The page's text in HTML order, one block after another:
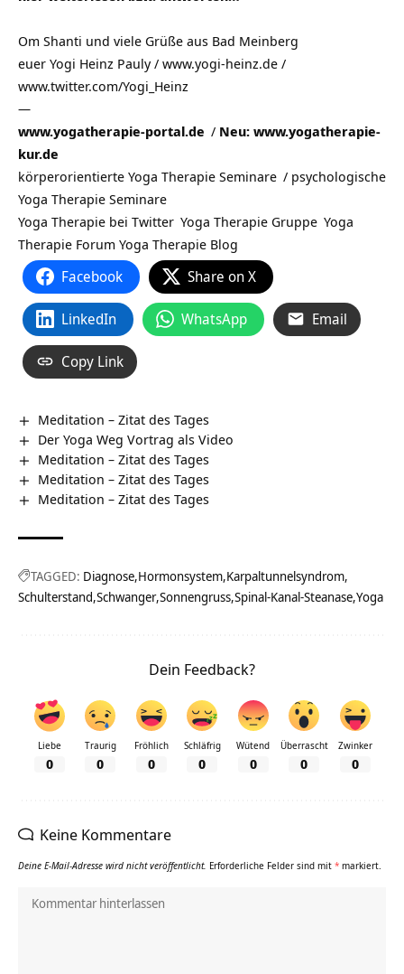
Om Shanti und viele Grüße aus Bad Meinberg
euer Yogi Heinz Pauly / www.yogi-heinz.de /
www.twitter.com/Yogi_Heinz
—
www.yogatherapie-portal.de / Neu: www.yogatherapie-
kur.de
körperorientierte Yoga Therapie Seminare / psychologische
Yoga Therapie Seminare
Yoga Therapie bei Twitter Yoga Therapie Gruppe Yoga
Therapie Forum Yoga Therapie Blog
Facebook Share on X
LinkedIn WhatsApp Email
Copy Link
Meditation – Zitat des Tages
Der Yoga Weg Vortrag als Video
Meditation – Zitat des Tages
Meditation – Zitat des Tages
Meditation – Zitat des Tages
TAGGED: Diagnose Hormonsystem Karpaltunnelsyndrom
Schulterstand Schwanger Sonnengruss Spinal-Kanal-Steanase Yoga
Dein Feedback?
Liebe
0
Traurig
0
Fröhlich
0
Schläfrig
0
Wütend
0
Überrascht
0
Zwinker
0
Keine Kommentare
Deine E-Mail-Adresse wird nicht veröffentlicht. Erforderliche Felder sind mit * markiert.